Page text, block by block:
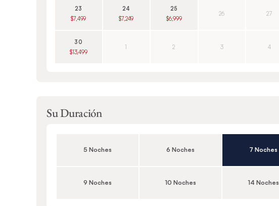
23
$7,499
24
$7,249
25
$6,999
26 27
30
$13,499
1 2 3 4
Su Duración
5 Noches 6 Noches 7 Noches
9 Noches 10 Noches 14 Noches